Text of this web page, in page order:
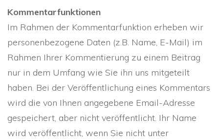
Kommentarfunktionen
Im Rahmen der Kommentarfunktion erheben wir
personenbezogene Daten (z.B. Name, E-Mail) im
Rahmen Ihrer Kommentierung zu einem Beitrag
nur in dem Umfang wie Sie ihn uns mitgeteilt
haben. Bei der Veröffentlichung eines Kommentars
wird die von Ihnen angegebene Email-Adresse
gespeichert, aber nicht veröffentlicht. Ihr Name
wird veröffentlicht, wenn Sie nicht unter